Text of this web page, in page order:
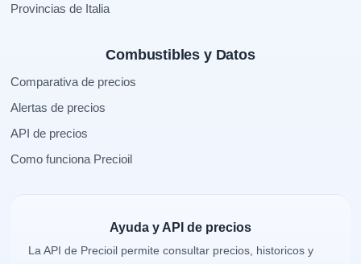
Provincias de Italia
Combustibles y Datos
Comparativa de precios
Alertas de precios
API de precios
Como funciona Precioil
Ayuda y API de precios
La API de Precioil permite consultar precios, historicos y